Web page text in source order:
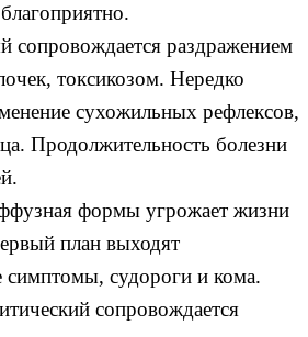
сопровождается раздражением
токсикозом. Нередко
сухожильных рефлексов,
Продолжительность болезни
формы угрожает жизни
план выходят
судороги и кома.
сопровождается